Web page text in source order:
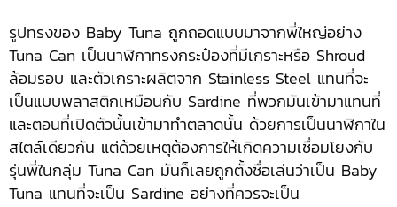
รูปทรงของ Baby Tuna ถูกถอดแบบมาจากพี่ใหญ่อย่าง
Tuna Can เป็นนาฬิกาทรงกระป๋องที่มีเกราะหรือ Shroud
ล้อมรอบ และตัวเกราะผลิตจาก Stainless Steel แทนที่จะ
เป็นแบบพลาสติกเหมือนกับ Sardine ที่พวกมันเข้ามาแทนที่
และตอนที่เปิดตัวนั้นเข้ามาทำตลาดนั้น ด้วยการเป็นนาฬิกาใน
สไตล์เดียวกัน แต่ด้วยเหตุต้องการให้เกิดความเชื่อมโยงกับ
รุ่นพี่ในกลุ่ม Tuna Can มันก็เลยถูกตั้งชื่อเล่นว่าเป็น Baby
Tuna แทนที่จะเป็น Sardine อย่างที่ควรจะเป็น